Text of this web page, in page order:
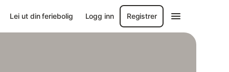
Lei ut din feriebolig Logg inn Registrer